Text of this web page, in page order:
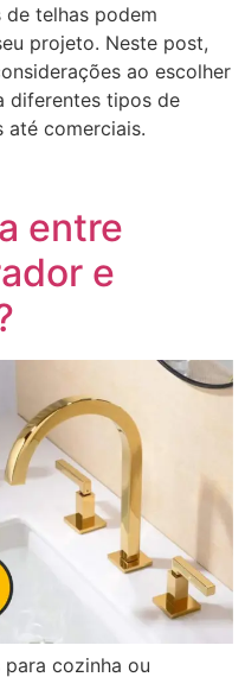
telhas podem
projeto. Neste post,
ao escolher
diferentes tipos de
até comerciais.
entre
e
cozinha ou